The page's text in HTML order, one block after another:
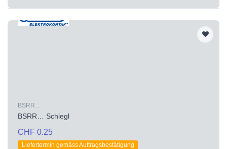
BSRR…
BSRR… Schlegl
CHF 0.25
Liefertermin gemäss Auftragsbestätigung